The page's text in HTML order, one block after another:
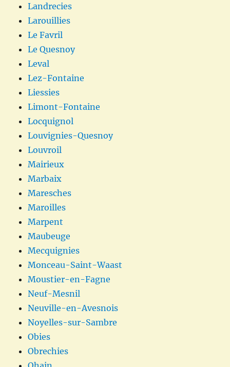
Landrecies
Larouillies
Le Favril
Le Quesnoy
Leval
Lez-Fontaine
Liessies
Limont-Fontaine
Locquignol
Louvignies-Quesnoy
Louvroil
Mairieux
Marbaix
Maresches
Maroilles
Marpent
Maubeuge
Mecquignies
Monceau-Saint-Waast
Moustier-en-Fagne
Neuf-Mesnil
Neuville-en-Avesnois
Noyelles-sur-Sambre
Obies
Obrechies